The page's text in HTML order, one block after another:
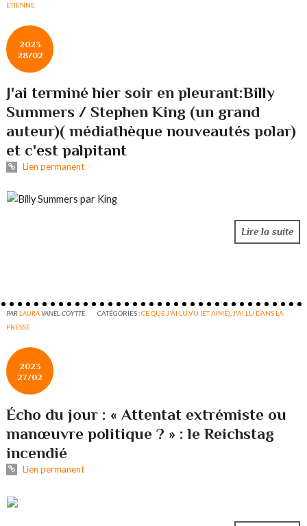
ETIENNE
2023
28/02
J'ai terminé hier soir en pleurant:Billy
Summers / Stephen King (un grand
auteur)( médiathèque nouveautés polar)
et c'est palpitant
Lien permanent
Lire la suite
PARLAURAVANEL-COYTTE CATÉGORIES :CE QUE J'AI LU,VU (ET AIMÉ) J'AI LU DANS LA
PRESSE
2023
27/02
Écho du jour : « Attentat extrémiste ou
manœuvre politique ? » : le Reichstag
incendié
Lien permanent